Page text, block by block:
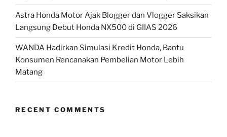
Astra Honda Motor Ajak Blogger dan Vlogger Saksikan
Langsung Debut Honda NX500 di GIIAS 2026
WANDA Hadirkan Simulasi Kredit Honda, Bantu
Konsumen Rencanakan Pembelian Motor Lebih
Matang
RECENT COMMENTS